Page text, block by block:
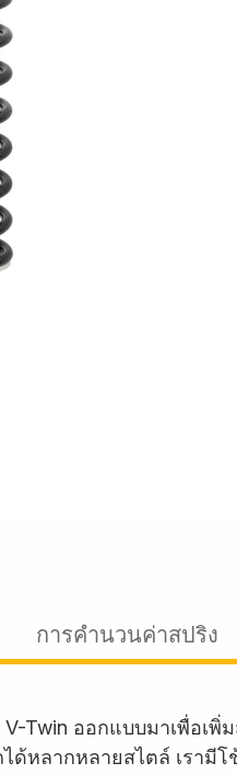
การคำนวนค่าสปริง
V-Twin ออกแบบมาเพื่อ
ด้หลากหลายสไตล์ เรา